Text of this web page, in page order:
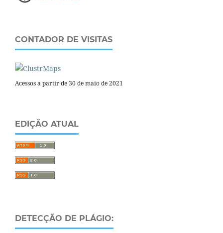
CONTADOR DE VISITAS
Acessos a partir de 30 de maio de 2021
EDIÇÃO ATUAL
DETECÇÃO DE PLÁGIO: